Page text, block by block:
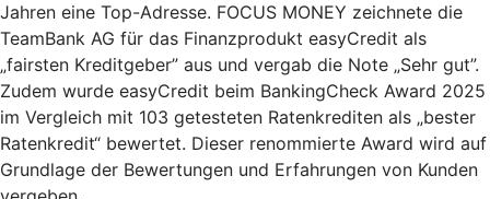
Jahren eine Top-Adresse. FOCUS MONEY zeichnete die
TeamBank AG für das Finanzprodukt easyCredit als
„fairsten Kreditgeber” aus und vergab die Note „Sehr gut”.
Zudem wurde easyCredit beim BankingCheck Award 2025
im Vergleich mit 103 getesteten Ratenkrediten als „bester
Ratenkredit“ bewertet. Dieser renommierte Award wird auf
Grundlage der Bewertungen und Erfahrungen von Kunden